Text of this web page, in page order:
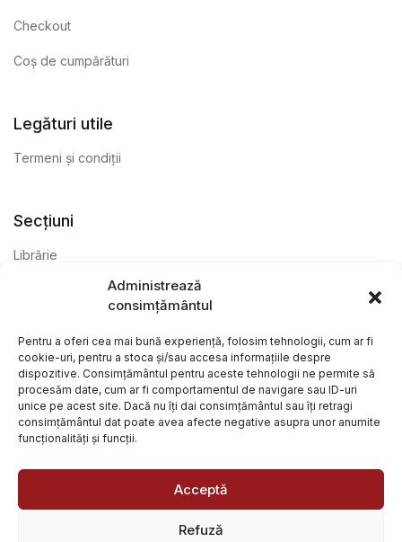
Administrează
consimțământul
Pentru a oferi cea mai bună experiență, folosim tehnologii, cum ar fi
cookie-uri, pentru a stoca și/sau accesa informațiile despre
dispozitive. Consimțământul pentru aceste tehnologii ne permite să
procesăm date, cum ar fi comportamentul de navigare sau ID-uri
unice pe acest site. Dacă nu îți dai consimțământul sau îți retragi
consimțământul dat poate avea afecte negative asupra unor anumite
funcționalități și funcții.
Acceptă
Refuză
Checkout
Coș de cumpărături
Legături utile
Termeni și condiții
Secțiuni
Librărie
@ Librăria Arcana. Toate drepturile rezervate. Site creat de